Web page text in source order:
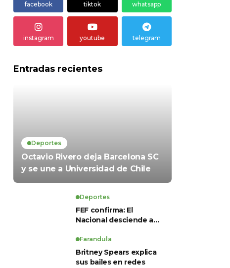
facebook tiktok whatsapp
instagram youtube telegram
Entradas recientes
Deportes
Octavio Rivero deja Barcelona SC
y se une a Universidad de Chile
Deportes
FEF confirma: El
Nacional desciende a
Universitario se salva y
solo dos equipos
ascienden para LigaPro
Farandula
Britney Spears explica
sus bailes en redes